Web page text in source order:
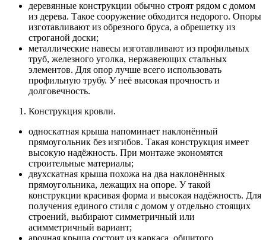
деревянные конструкции обычно строят рядом с домом
из дерева. Такое сооружение обходится недорого. Опоры
изготавливают из обрезного бруса, а обрешетку из
строганой доски;
металлические навесы изготавливают из профильных
труб, железного уголка, нержавеющих стальных
элементов. Для опор лучше всего использовать
профильную трубу. У неё высокая прочность и
долговечность.
Конструкция кровли.
односкатная крыша напоминает наклонённый
прямоугольник без изгибов. Такая конструкция имеет
высокую надёжность. При монтаже экономятся
строительные материалы;
двухскатная крыша похожа на два наклонённых
прямоугольника, лежащих на опоре. У такой
конструкции красивая форма и высокая надёжность. Для
получения единого стиля с домом у отдельно стоящих
строений, выбирают симметричный или
асимметричный вариант;